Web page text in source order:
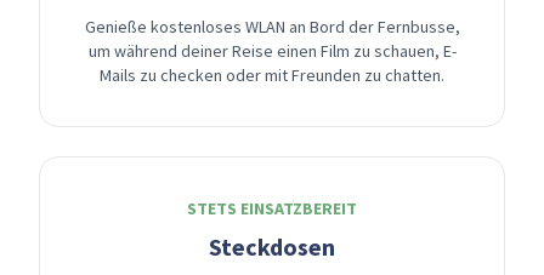
Genieße kostenloses WLAN an Bord der Fernbusse,
um während deiner Reise einen Film zu schauen, E-
Mails zu checken oder mit Freunden zu chatten.
STETS EINSATZBEREIT
Steckdosen